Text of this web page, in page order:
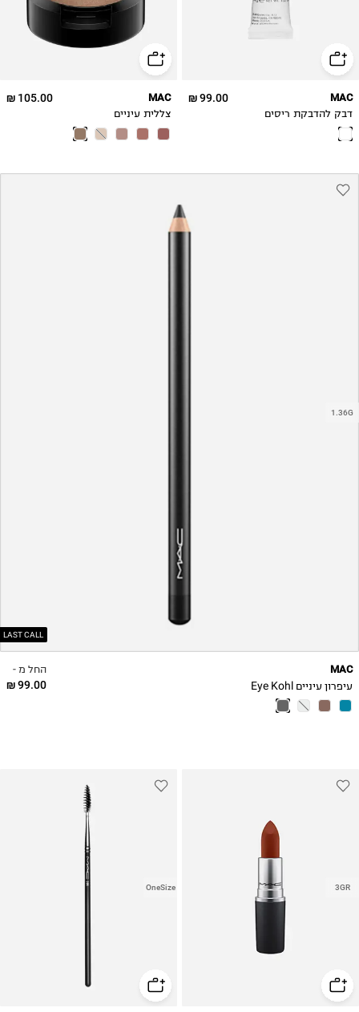
99.00 ₪ MAC
דבק להדבקת ריסים
105.00 ₪ MAC
צללית עיניים
LAST CALL
1.36G
החל מ -
99.00 ₪
MAC
עיפרון עיניים Eye Kohl
3GR
OneSize